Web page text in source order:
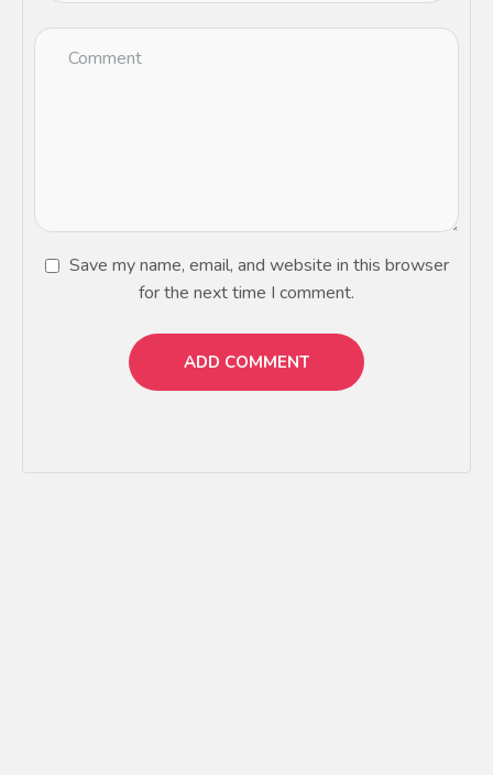
Save my name, email, and website in this browser
for the next time I comment.